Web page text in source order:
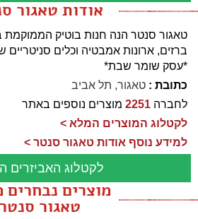
אודות טאגור
טאגור סנטר הנה חנות בוטיק
ברזים, ארונות אמבטיה וכלים
*עסק שומר שבת*
כתובת : טאגור, תל אביב
לחברה 2251 מוצרים נוספים באתר
לקטלוג המוצרים המלא >
למידע נוסף אודות טאגור סנטר >
לקטלוג האביזרים
מוצרים נבחרים
טאגור סנטר